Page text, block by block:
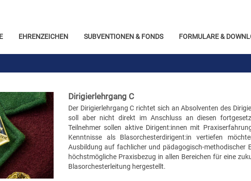
EHRENZEICHEN SUBVENTIONEN & FONDS FORMULARE &
Dirigierlehrgang C
Der Dirigierlehrgang C richtet sich an Absolventen des
soll aber nicht direkt im Anschluss an diesen
Teilnehmer sollen aktive Dirigent:innen mit
Kenntnisse als Blasorchesterdirigent:in vertiefen
Ausbildung auf fachlicher und pädagogisch-methodischer
höchstmögliche Praxisbezug in allen Bereichen für eine
Blasorchesterleitung hergestellt.